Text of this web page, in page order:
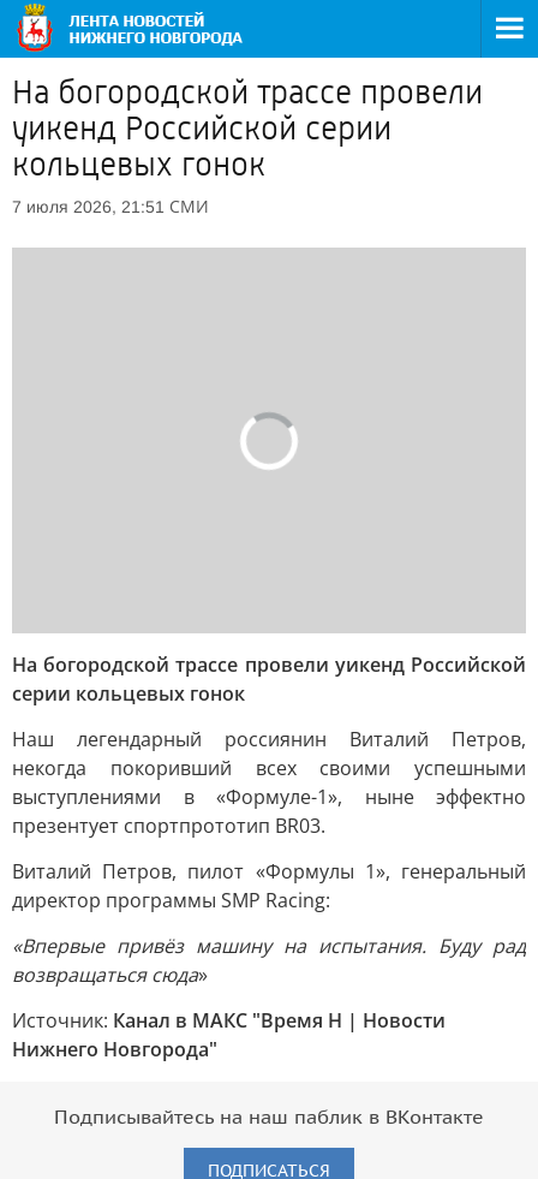
На богородской трассе провели
уикенд Российской серии
кольцевых гонок
7 июля 2026, 21:51 СМИ
На богородской трассе провели уикенд Российской
серии кольцевых гонок
Наш легендарный россиянин Виталий Петров,
некогда покоривший всех своими успешными
выступлениями в «Формуле-1», ныне эффектно
презентует спортпрототип BR03.
Виталий Петров, пилот «Формулы 1», генеральный
директор программы SMP Racing:
«Впервые привёз машину на испытания. Буду рад
возвращаться сюда»
Источник: Канал в МАКС "Время Н | Новости
Нижнего Новгорода"
Подписывайтесь на наш паблик в ВКонтакте
ПОДПИСАТЬСЯ